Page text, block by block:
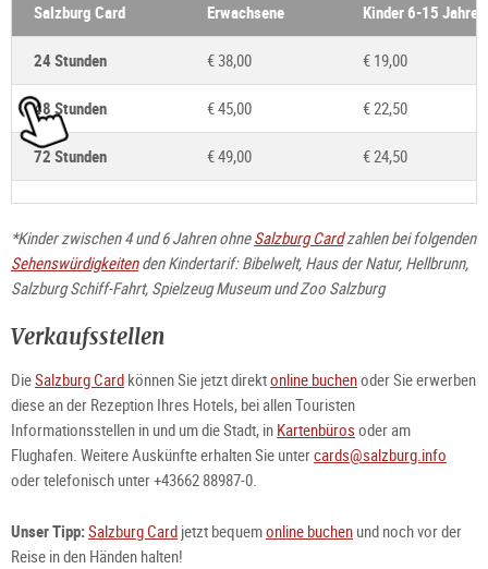
Salzburg Card Erwachsene Kinder 6-15 Jahre*
24 Stunden € 38,00 € 19,00
48 Stunden € 45,00 € 22,50
72 Stunden € 49,00 € 24,50
*Kinder zwischen 4 und 6 Jahren ohneSalzburg Cardzahlen bei folgenden
Sehenswürdigkeitenden Kindertarif: Bibelwelt, Haus der Natur, Hellbrunn,
Salzburg Schiff-Fahrt, Spielzeug Museum und Zoo Salzburg
Verkaufsstellen
DieSalzburg Card können Sie jetzt direktonline buchenoder Sie erwerben
diese an der Rezeption Ihres Hotels, bei allen Touristen
Informationsstellen in und um die Stadt, in Kartenbüros oder am
Flughafen. Weitere Auskünfte erhalten Sie untercards@salzburg.info
oder telefonisch unter +43662 88987-0.
Unser Tipp:Salzburg Card jetzt bequemonline buchen und noch vor der
Reise in den Händen halten!